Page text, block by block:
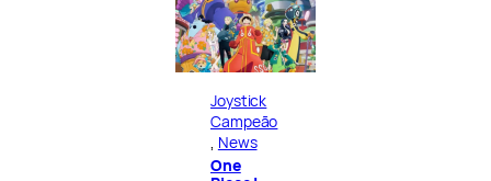
Joystick
Campeão
News
One